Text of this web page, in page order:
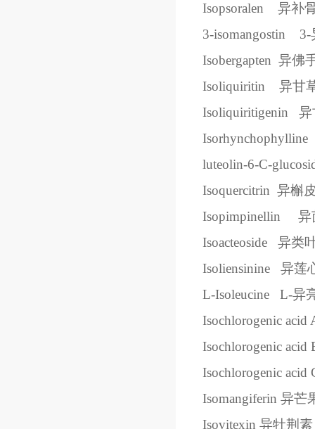
Isopsoralen
异补
3-isomangostin
3-
Isobergapten 异佛
Isoliquiritin
异甘
Isoliquiritigenin
异
Isorhynchophylline
luteolin-6-C-
Isoquercitrin 异槲
Isopimpinellin
异
Isoacteoside
异类
Isoliensinine
异莲
L-Isoleucine
L-异
Isochlorogenic acid
Isochlorogenic acid
Isochlorogenic acid
Isomangiferin 异芒
Isovitexin 异牡荆素